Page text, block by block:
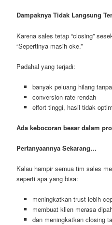
Dampaknya Tidak Langsung
Karena sales tetap “closing”
“Sepertinya masih oke.”
Padahal yang terjadi:
banyak peluang hilang
conversion rate rendah
effort tinggi, hasil tidak
Ada kebocoran besar dalam
Pertanyaannya Sekarang…
Kalau hampir semua tim sales
seperti apa yang bisa:
meningkatkan trust lebih
membuat klien merasa
dan meningkatkan closing